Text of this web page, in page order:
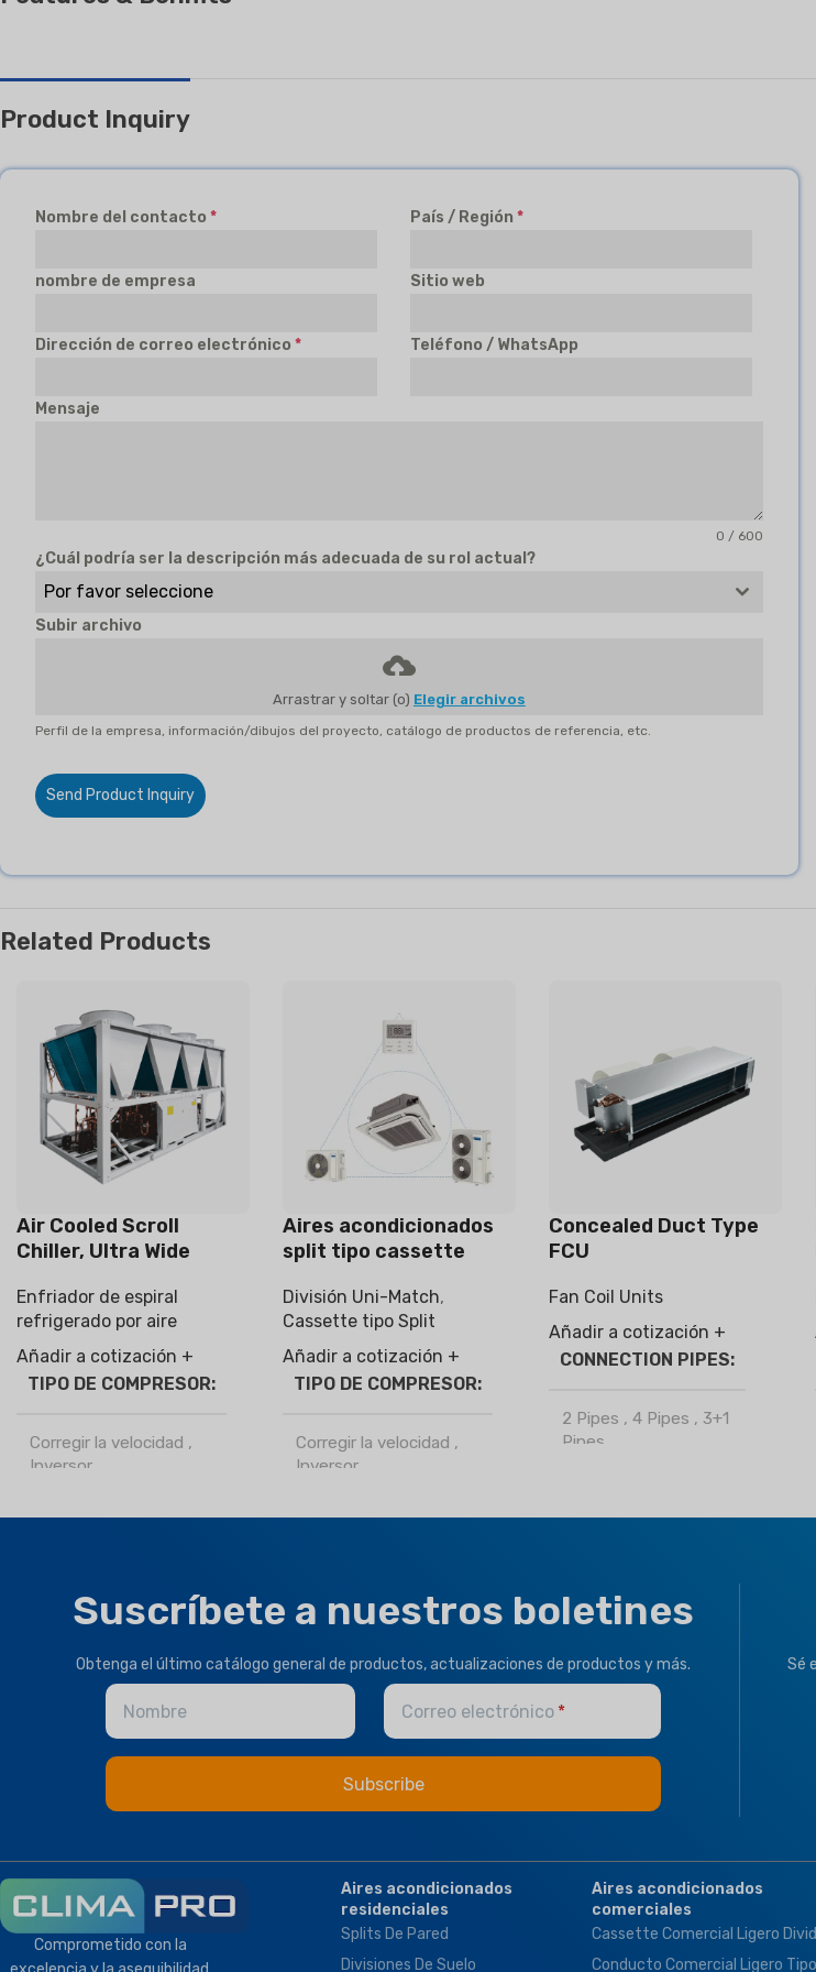
Product Inquiry
Nombre del contacto * País / Región *
nombre de empresa Sitio web
Dirección de correo electrónico * Teléfono / WhatsApp
Mensaje
0 / 600
¿Cuál podría ser la descripción más adecuada de su rol actual?
Por favor seleccione
Subir archivo
Arrastrar y soltar (o) Elegir archivos
Perfil de la empresa, información/dibujos del proyecto, catálogo de productos de referencia, etc.
Send Product Inquiry
Related Products
Air Cooled Scroll
Chiller, Ultra Wide
Enfriador de espiral
refrigerado por aire
Añadir a cotización +
TIPO DE COMPRESOR
Corregir la velocidad ,
Inversor
T1 Condición normal
OPTIONAL FUNCTION
BMS Module ,
Remote
Control
Aires acondicionados
split tipo cassette
División Uni-Match,
Cassette tipo Split
Añadir a cotización +
TIPO DE COMPRESOR
Corregir la velocidad ,
Inversor
T1 Condición normal ,T3
Tropical
MARCA Climapro
Concealed Duct Type
FCU
Fan Coil Units
Añadir a cotización +
CONNECTION PIPES
2 Pipes , 4 Pipes , 3+1
Pipes
Motorized Valves &
Suscríbete a nuestros boletines
Obtenga el último catálogo general de productos, actualizaciones de productos y más.
Nombre Correo electrónico
Sé
Comprometido con la
Aires acondicionados
residenciales
Splits De Pared
Divisiones De Suelo
Aires acondicionados
comerciales
Cassette Comercial Ligero
Conducto Comercial Ligero